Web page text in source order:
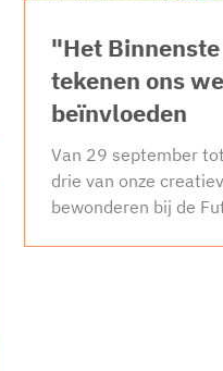
"Het Binnenste
tekenen ons
beïnvloeden
Van 29 september
drie van onze
bewonderen bij de